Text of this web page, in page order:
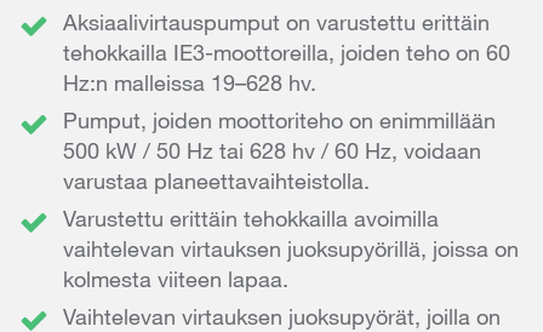
Aksiaalivirtauspumput on varustettu erittäin
tehokkailla IE3-moottoreilla, joiden teho on 60
Hz:n malleissa 19–628 hv.
Pumput, joiden moottoriteho on enimmillään
500 kW / 50 Hz tai 628 hv / 60 Hz, voidaan
varustaa planeettavaihteistolla.
Varustettu erittäin tehokkailla avoimilla
vaihtelevan virtauksen juoksupyörillä, joissa on
kolmesta viiteen lapaa.
Vaihtelevan virtauksen juoksupyörät, joilla on